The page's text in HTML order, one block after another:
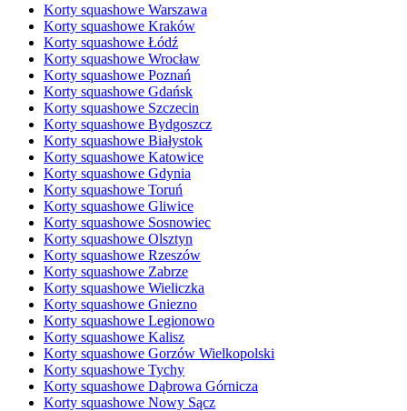
Korty squashowe Warszawa
Korty squashowe Kraków
Korty squashowe Łódź
Korty squashowe Wrocław
Korty squashowe Poznań
Korty squashowe Gdańsk
Korty squashowe Szczecin
Korty squashowe Bydgoszcz
Korty squashowe Białystok
Korty squashowe Katowice
Korty squashowe Gdynia
Korty squashowe Toruń
Korty squashowe Gliwice
Korty squashowe Sosnowiec
Korty squashowe Olsztyn
Korty squashowe Rzeszów
Korty squashowe Zabrze
Korty squashowe Wieliczka
Korty squashowe Gniezno
Korty squashowe Legionowo
Korty squashowe Kalisz
Korty squashowe Gorzów Wielkopolski
Korty squashowe Tychy
Korty squashowe Dąbrowa Górnicza
Korty squashowe Nowy Sącz